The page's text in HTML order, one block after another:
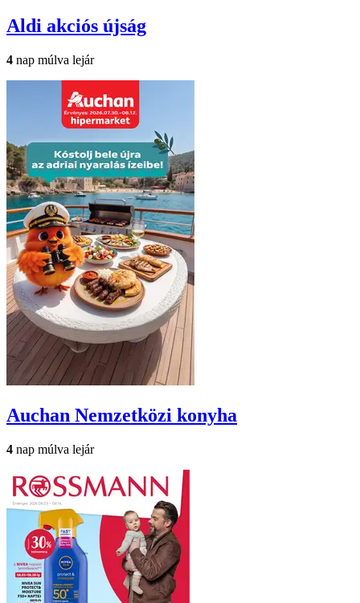
Aldi akciós újság
4 nap múlva lejár
Auchan Nemzetközi konyha
4 nap múlva lejár